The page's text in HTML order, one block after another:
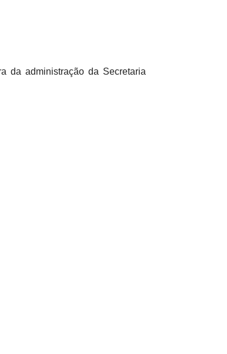
da administração da Secretaria